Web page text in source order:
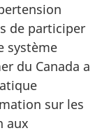
de participer
système
du Canada a
sur les
aux